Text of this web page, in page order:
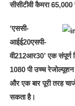
सीसीटीवी कैमरा
‘एससी-
आईई20एसपी-
वी212आर30’ एक संपूर्ण
1080 पी उच्च रेजोल्यूशन
और एक बार पूरी तरह
सकता है।